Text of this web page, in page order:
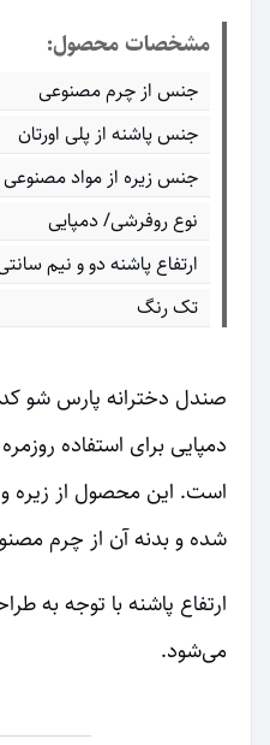
مشخصات محصول:
جنس از چرم مصنوعی
جنس پاشنه از پلی اورتان
جنس زیره از مواد مصنوعی
نوع روفرشی/ دمپایی
ارتفاع پاشنه دو و نیم
تک رنگ
دمپایی برای استفاده
است. این محصول از زیره و
شده و بدنه آن از چرم
ارتفاع پاشنه با توجه به
می‌شود.